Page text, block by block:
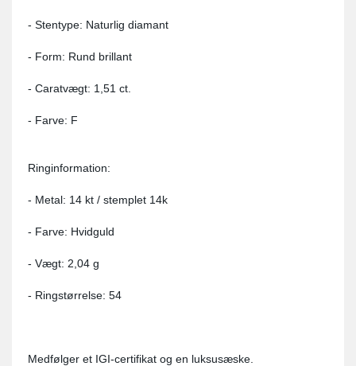
- Stentype: Naturlig diamant
- Form: Rund brillant
- Caratvægt: 1,51 ct.
- Farve: F
Ringinformation:
- Metal: 14 kt / stemplet 14k
- Farve: Hvidguld
- Vægt: 2,04 g
- Ringstørrelse: 54
Medfølger et IGI-certifikat og en luksusæske.